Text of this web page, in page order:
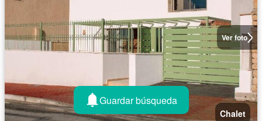
Ver foto
Chalet
Guardar búsqueda